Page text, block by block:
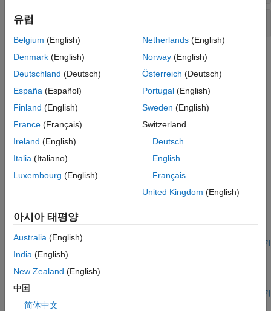
도움말 항목
신호의 전력 측정하기
대부분의 신호 전력을 포함하는 주파수 대역의 폭을 추정합니다.
왜곡된 신호의 경우, 기본파와 고조파에 저장된 전력을
Measure Total Harmonic Distortion
Measure the total harmonic distortion of a sinusoidal signal.
추천 예제
잡음의 영향을 받고 있는 약한 비선형 시스템의 고조파 왜곡을
라이브 스크립트 열기
Spurious-Free Dynamic Range (SFDR) Measurement
Measure the SFDR of a numerically controlled oscillator and
스크립트 열기
신호 유사성 측정하기
유럽
Belgium (English)
Denmark (English)
Deutschland (Deutsch)
España (Español)
Finland (English)
France (Français)
Ireland (English)
Italia (Italiano)
Luxembourg (English)
Netherlands(English)
Norway(English)
Österreich (Deutsch)
Portugal(English)
Sweden (English)
Switzerland
Deutsch
English
Français
United Kingdom (English)
아시아 태평양
Australia (English)
India (English)
New Zealand (English)
中国
简体中文